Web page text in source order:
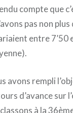
compte que
pas non
entre 7’50
avons rempli
d’avance sur
à la